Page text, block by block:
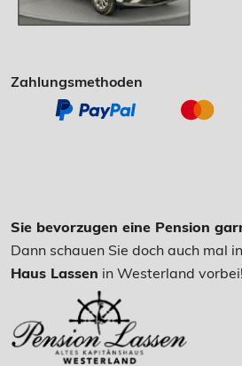
Zahlungsmethoden
Sie bevorzugen eine Pension
Dann schauen Sie doch auch mal
Haus Lassen in Westerland vorbei!